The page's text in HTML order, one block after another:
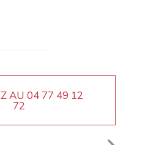
AU04 77 49 12
72